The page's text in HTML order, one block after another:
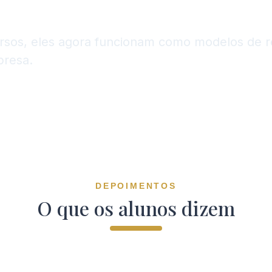
eles agora funcionam como modelos de
DEPOIMENTOS
O que os alunos dizem